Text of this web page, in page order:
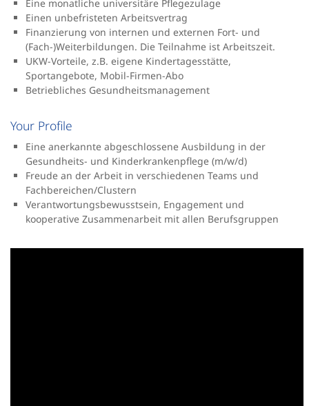
Eine monatliche universitäre Pflegezulage
Einen unbefristeten Arbeitsvertrag
Finanzierung von internen und externen Fort- und
(Fach-)Weiterbildungen. Die Teilnahme ist Arbeitszeit.
UKW-Vorteile, z.B. eigene Kindertagesstätte,
Sportangebote, Mobil-Firmen-Abo
Betriebliches Gesundheitsmanagement
Your Profile
Eine anerkannte abgeschlossene Ausbildung in der
Gesundheits- und Kinderkrankenpflege (m/w/d)
Freude an der Arbeit in verschiedenen Teams und
Fachbereichen/Clustern
Verantwortungsbewusstsein, Engagement und
kooperative Zusammenarbeit mit allen Berufsgruppen